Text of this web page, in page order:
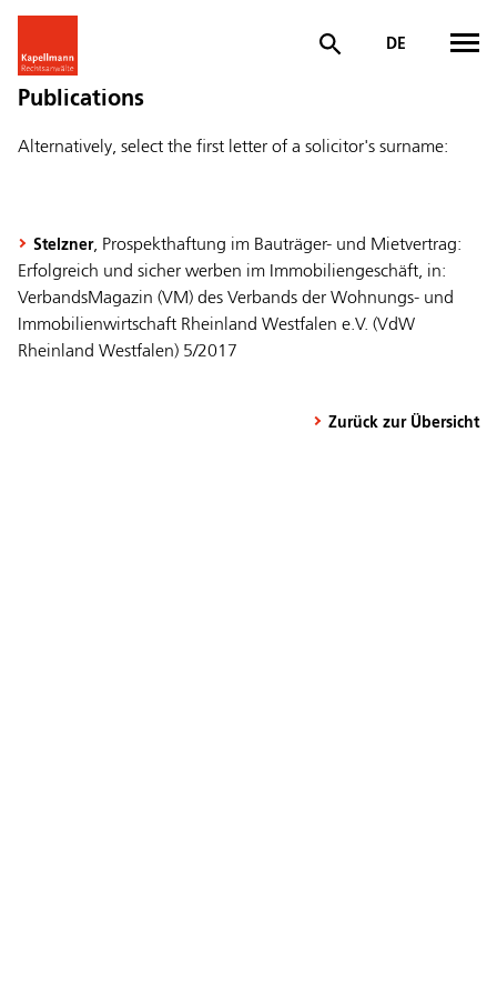
DE
Publications
Alternatively, select the first letter of a solicitor's surname:
Stelzner, Prospekthaftung im Bauträger- und Mietvertrag:
Erfolgreich und sicher werben im Immobiliengeschäft, in:
VerbandsMagazin (VM) des Verbands der Wohnungs- und
Immobilienwirtschaft Rheinland Westfalen e.V. (VdW
Rheinland Westfalen) 5/2017
Zurück zur Übersicht